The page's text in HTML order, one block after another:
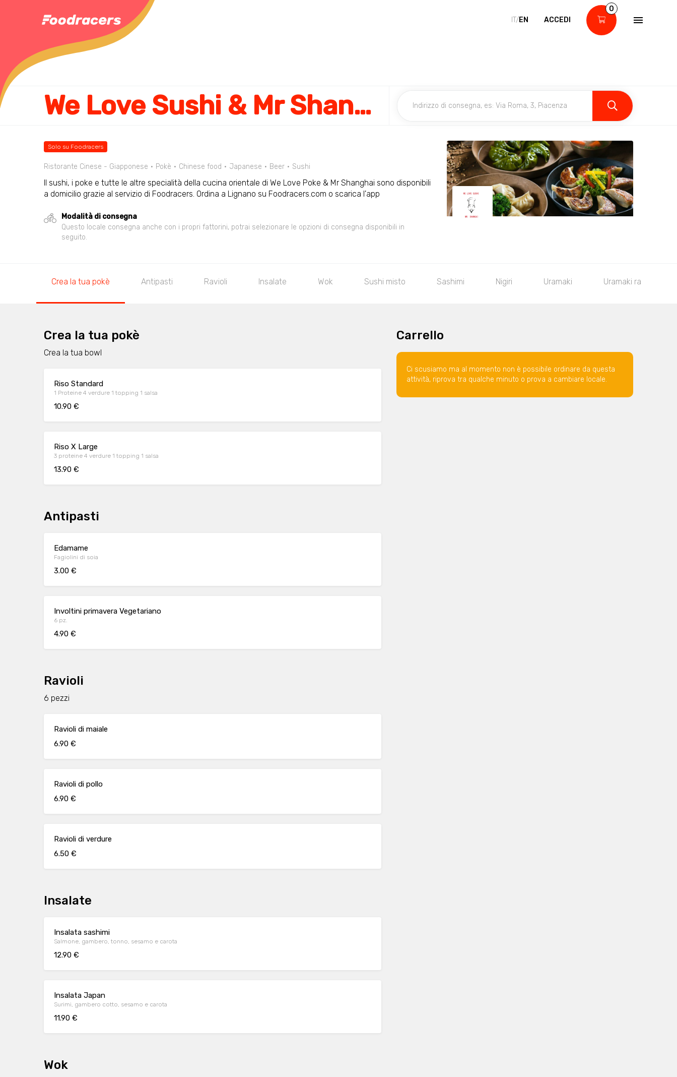
IT/EN ACCEDI
0
We Love Sushi & Mr Shanghai
Solo su Foodracers
Ristorante Cinese - Giapponese Pokè Chinese food Japanese Beer Sushi
Il sushi, i poke e tutte le altre specialità della cucina orientale di We Love Poke & Mr Shanghai sono disponibili
a domicilio grazie al servizio di Foodracers. Ordina a Lignano su Foodracers.com o scarica l'app
Modalità di consegna
Questo locale consegna anche con i propri fattorini, potrai selezionare le opzioni di consegna disponibili in
seguito.
Crea la tua pokè Antipasti Ravioli Insalate Wok Sushi misto Sashimi Nigiri Uramaki Uramaki rainbow
Crea la tua pokè
Crea la tua bowl
Riso Standard
1 Proteine 4 verdure 1 topping 1 salsa
10.90 €
Riso X Large
3 proteine 4 verdure 1 topping 1 salsa
13.90 €
Antipasti
Edamame
Fagiolini di soia
3.00 €
Involtini primavera Vegetariano
6 pz.
4.90 €
Ravioli
6 pezzi
Ravioli di maiale
6.90 €
Ravioli di pollo
6.90 €
Ravioli di verdure
6.50 €
Insalate
Insalata sashimi
Salmone, gambero, tonno, sesamo e carota
12.90 €
Insalata Japan
Surimi, gambero cotto, sesamo e carota
11.90 €
Wok
Carrello
Ci scusiamo ma al momento non è possibile ordinare da questa
attività, riprova tra qualche minuto o prova a cambiare locale.